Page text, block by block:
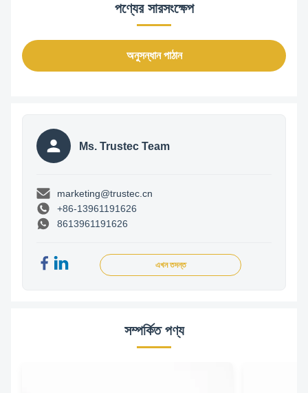
পণ্যের সারসংক্ষেপ
অনুসন্ধান পাঠান
Ms. Trustec Team
marketing@trustec.cn
+86-13961191626
8613961191626
এখন তদন্ত
সম্পর্কিত পণ্য